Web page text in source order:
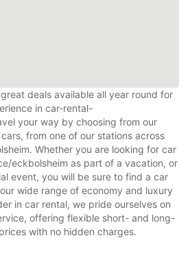
deals available all year round for
in car-rental-
your way by choosing from our
from one of our stations across
Whether you are looking for car
eckbolsheim as part of a vacation, or
event, you will be sure to find a car
wide range of economy and luxury
in car rental, we pride ourselves on
offering flexible short- and long-
with no hidden charges.